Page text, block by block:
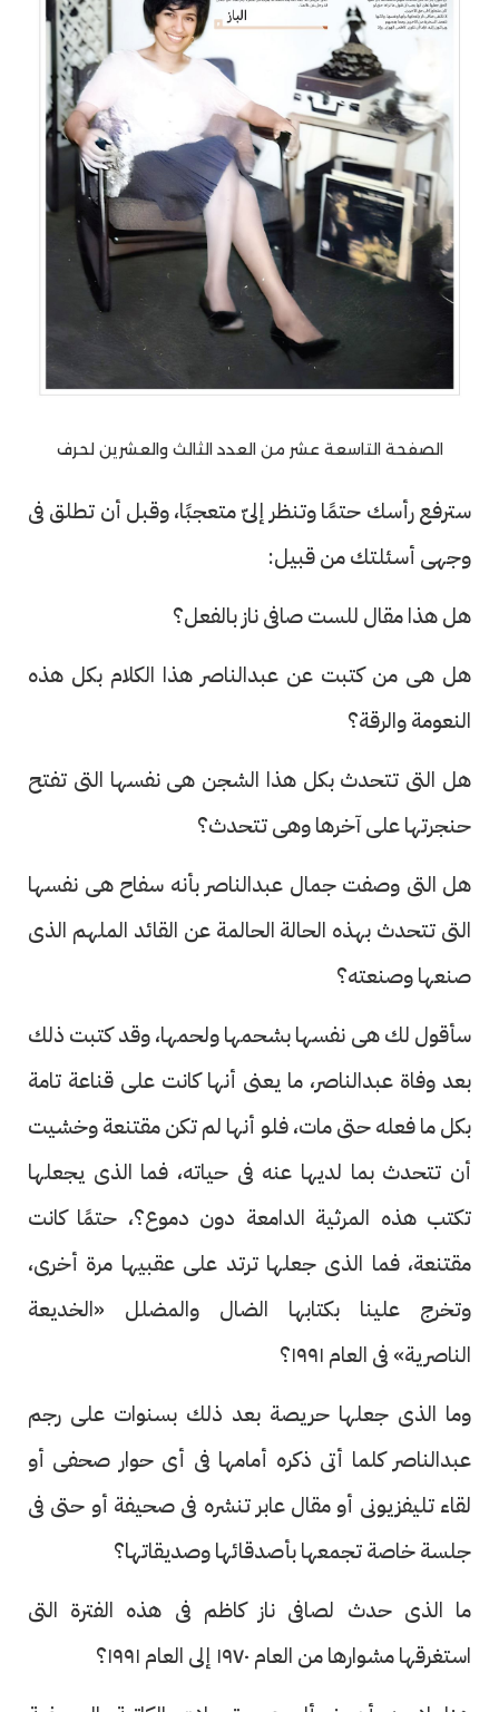
الصفحة التاسعة عشر من العدد الثالث والعشرين لحرف
سترفع رأسك حتمًا وتنظر إلىّ متعجبًا، وقبل أن تطلق فى
وجهى أسئلتك من قبيل:
هل هذا مقال للست صافى ناز بالفعل؟
هل هى من كتبت عن عبدالناصر هذا الكلام بكل هذه
النعومة والرقة؟
هل التى تتحدث بكل هذا الشجن هى نفسها التى تفتح
حنجرتها على آخرها وهى تتحدث؟
هل التى وصفت جمال عبدالناصر بأنه سفاح هى نفسها
التى تتحدث بهذه الحالة الحالمة عن القائد الملهم الذى
صنعها وصنعته؟
سأقول لك هى نفسها بشحمها ولحمها، وقد كتبت ذلك
بعد وفاة عبدالناصر، ما يعنى أنها كانت على قناعة تامة
بكل ما فعله حتى مات، فلو أنها لم تكن مقتنعة وخشيت
أن تتحدث بما لديها عنه فى حياته، فما الذى يجعلها
تكتب هذه المرثية الدامعة دون دموع؟، حتمًا كانت
مقتنعة، فما الذى جعلها ترتد على عقبيها مرة أخرى،
وتخرج علينا بكتابها الضال والمضلل «الخديعة
الناصرية» فى العام ١٩٩١؟
وما الذى جعلها حريصة بعد ذلك بسنوات على رجم
عبدالناصر كلما أتى ذكره أمامها فى أى حوار صحفى أو
لقاء تليفزيونى أو مقال عابر تنشره فى صحيفة أو حتى فى
جلسة خاصة تجمعها بأصدقائها وصديقاتها؟
ما الذى حدث لصافى ناز كاظم فى هذه الفترة التى
استغرقها مشوارها من العام ١٩٧٠ إلى العام ١٩٩١؟